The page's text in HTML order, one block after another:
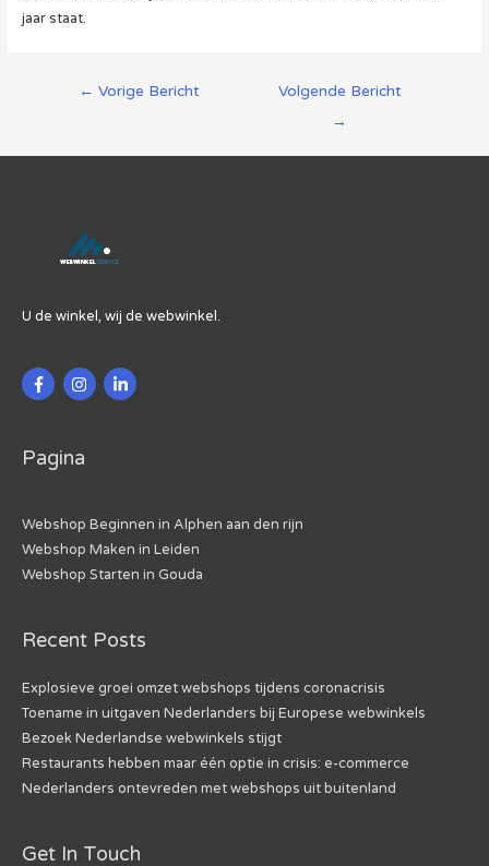
jaar staat.
Berichtnavigatie
← Vorige Bericht
Volgende Bericht
→
U de winkel, wij de webwinkel.
Pagina
Webshop Beginnen in Alphen aan den rijn
Webshop Maken in Leiden
Webshop Starten in Gouda
Recent Posts
Explosieve groei omzet webshops tijdens coronacrisis
Toename in uitgaven Nederlanders bij Europese webwinkels
Bezoek Nederlandse webwinkels stijgt
Restaurants hebben maar één optie in crisis: e-commerce
Nederlanders ontevreden met webshops uit buitenland
Get In Touch